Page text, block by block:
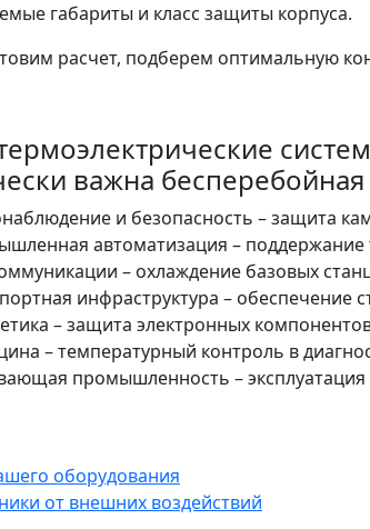
габариты и класс защиты корпуса.
расчет, подберем оптимальную
важна
и безопасность – защита
автоматизация – поддержание
– охлаждение базовых
инфраструктура – обеспечение
– защита электронных
– температурный контроль в
промышленность – эксплуатация
оборудования
от внешних воздействий